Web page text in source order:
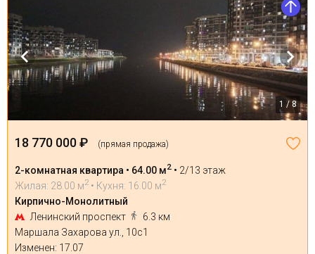
1 / 8
18 770 000 ₽ (прямая продажа)
2-комнатная квартира • 64.00 м2 • 2/13 этаж
Жилая: 28.00 м2 • Кухня: 16.00 м2
Кирпично-Монолитный
Ленинский проспект
6.3 км
Маршала Захарова ул., 10с1
Изменен: 17.07